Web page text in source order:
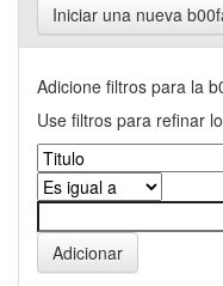
Iniciar una nueva
Adicione filtros para la
Use filtros para refinar